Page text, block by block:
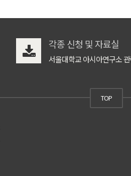
각종 신청 및 자료실
서울대학교 아시아연구소
TOP